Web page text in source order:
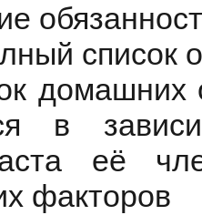
список
домашних
в
её
факторов